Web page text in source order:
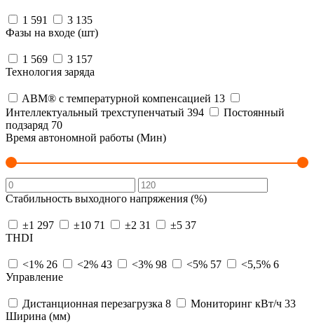
1 591 3 135
Фазы на входе (шт)
1 569 3 157
Технология заряда
ABM® с температурной компенсацией 13
Интеллектуальный трехступенчатый 394
Постоянный
подзаряд 70
Время автономной работы (Мин)
Стабильность выходного напряжения (%)
±1 297 ±10 71 ±2 31 ±5 37
THDI
<1% 26 <2% 43 <3% 98 <5% 57 <5,5% 6
Управление
Дистанционная перезагрузка 8 Мониторинг кВт/ч 33
Ширина (мм)